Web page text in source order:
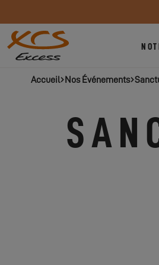
Accueil Nos Événements